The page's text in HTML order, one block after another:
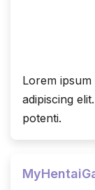
Lorem
adipiscing
potenti.